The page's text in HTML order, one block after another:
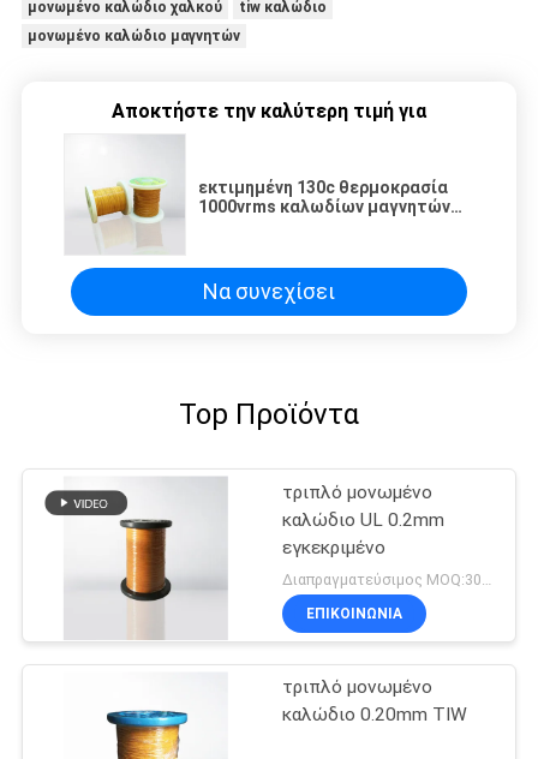
μονωμένο καλώδιο χαλκού
tiw καλώδιο
μονωμένο καλώδιο μαγνητών
Αποκτήστε την καλύτερη τιμή για
εκτιμημένη 130c θερμοκρασία
1000vrms καλωδίων μαγνητών
μετασχηματιστή
Να συνεχίσει
Top Προϊόντα
τριπλό μονωμένο
καλώδιο UL 0.2mm
εγκεκριμένο
Διαπραγματεύσιμος MOQ:3000 μέτρα
ΕΠΙΚΟΙΝΩΝΙΑ
τριπλό μονωμένο
καλώδιο 0.20mm TIW